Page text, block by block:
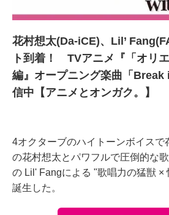
花村想太(Da-iCE)、Lil’
ト到着！ TVアニメ『「オリ
編』オープニング楽曲「
信中【アニメとオンガク。】
4オクターブのハイトーンボイスで
の花村想太とパワフルで圧倒的な
の Lil' Fangによる "歌唱力の猛獣 ×
誕生した。